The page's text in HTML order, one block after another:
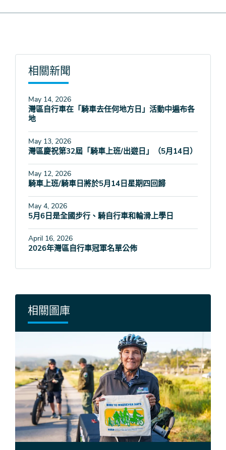
相關新聞
May 14, 2026
灣區自行車在「騎車去任何地方日」活動中遍布各
地
May 13, 2026
灣區慶祝第32屆「騎車上班/出遊日」（5月14日）
May 12, 2026
騎車上班/騎車日將於5月14日星期四回歸
May 4, 2026
5月6日是全國步行、騎自行車和輪滑上學日
April 16, 2026
2026年灣區自行車冠軍名單公佈
相關圖庫